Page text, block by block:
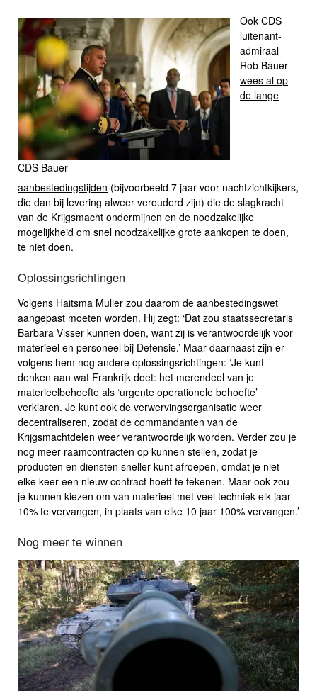
CDS Bauer
Ook CDS
luitenant-
admiraal
Rob Bauer
wees al op
de lange
aanbestedingstijden (bijvoorbeeld 7 jaar voor nachtzichtkijkers,
die dan bij levering alweer verouderd zijn) die de slagkracht
van de Krijgsmacht ondermijnen en de noodzakelijke
mogelijkheid om snel noodzakelijke grote aankopen te doen,
te niet doen.
Oplossingsrichtingen
Volgens Haitsma Mulier zou daarom de aanbestedingswet
aangepast moeten worden. Hij zegt: ‘Dat zou staatssecretaris
Barbara Visser kunnen doen, want zij is verantwoordelijk voor
materieel en personeel bij Defensie.’ Maar daarnaast zijn er
volgens hem nog andere oplossingsrichtingen: ‘Je kunt
denken aan wat Frankrijk doet: het merendeel van je
materieelbehoefte als ‘urgente operationele behoefte’
verklaren. Je kunt ook de verwervingsorganisatie weer
decentraliseren, zodat de commandanten van de
Krijgsmachtdelen weer verantwoordelijk worden. Verder zou je
nog meer raamcontracten op kunnen stellen, zodat je
producten en diensten sneller kunt afroepen, omdat je niet
elke keer een nieuw contract hoeft te tekenen. Maar ook zou
je kunnen kiezen om van materieel met veel techniek elk jaar
10% te vervangen, in plaats van elke 10 jaar 100% vervangen.’
Nog meer te winnen